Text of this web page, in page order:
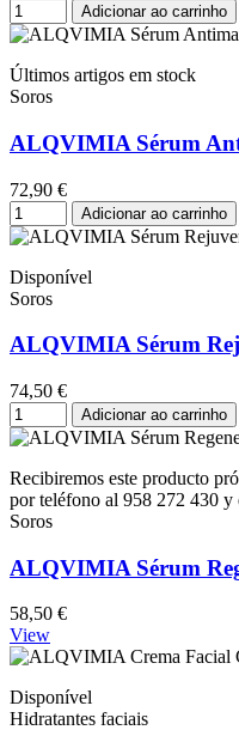
Adicionar ao carrinho
Últimos artigos em stock
Soros
ALQVIMIA Sérum
72,90 €
Adicionar ao carrinho
Disponível
Soros
ALQVIMIA Sérum
74,50 €
Adicionar ao carrinho
Recibiremos este producto
por teléfono al 958 272 430 y
Soros
ALQVIMIA Sérum
58,50 €
View
Disponível
Hidratantes faciais